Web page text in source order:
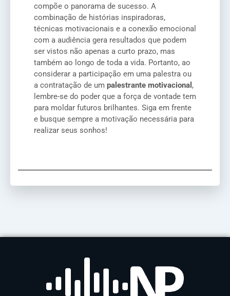
compõe o panorama de sucesso. A
combinação de histórias inspiradoras,
técnicas motivacionais e a conexão emocional
com a audiência gera resultados que podem
ser vistos não apenas a curto prazo, mas
também ao longo de toda a vida. Portanto, ao
considerar a participação em uma palestra ou
a contratação de um palestrante motivacional ,
lembre-se do poder que a força de vontade tem
para moldar futuros brilhantes. Siga em frente
e busque sempre a motivação necessária para
realizar seus sonhos!